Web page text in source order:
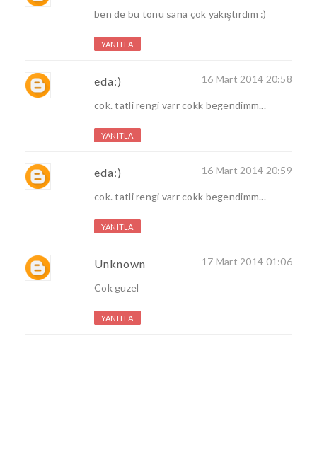
ben de bu tonu sana çok yakıştırdım :)
YANITLA
eda:) 16 Mart 2014 20:58
cok. tatli rengi varr cokk begendimm...
YANITLA
eda:) 16 Mart 2014 20:59
cok. tatli rengi varr cokk begendimm...
YANITLA
Unknown 17 Mart 2014 01:06
Cok guzel
YANITLA